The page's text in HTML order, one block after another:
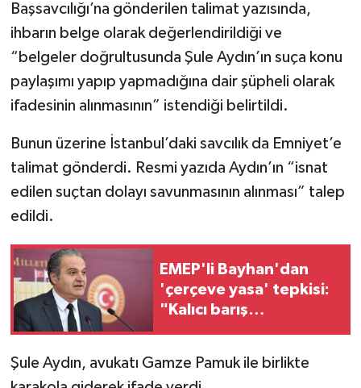
Başsavcılığı’na gönderilen talimat yazısında,
ihbarın belge olarak değerlendirildiği ve
“belgeler doğrultusunda Şule Aydın’ın suça konu
paylaşımı yapıp yapmadığına dair şüpheli olarak
ifadesinin alınmasının” istendiği belirtildi.
Bunun üzerine İstanbul’daki savcılık da Emniyet’e
talimat gönderdi. Resmi yazıda Aydın’ın “isnat
edilen suçtan dolayı savunmasının alınması” talep
edildi.
EMEP'li Bayhan'dan
'çerçeve yasa' tepkisi:
"Kalıcı barış
Şule Aydın, avukatı Gamze Pamuk ile birlikte